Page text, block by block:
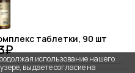
таблетки, 90 шт
использование нашего
вы даете согласие на